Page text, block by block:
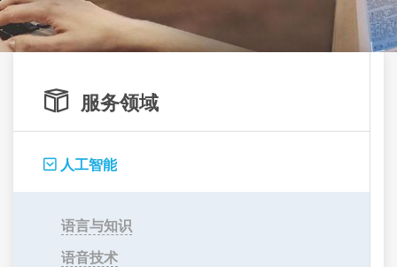
 服务领域
 人工智能
语言与知识
语音技术